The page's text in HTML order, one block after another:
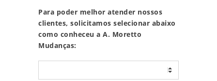
Para poder melhor atender nossos
clientes, solicitamos selecionar abaixo
como conheceu a A. Moretto
Mudanças: